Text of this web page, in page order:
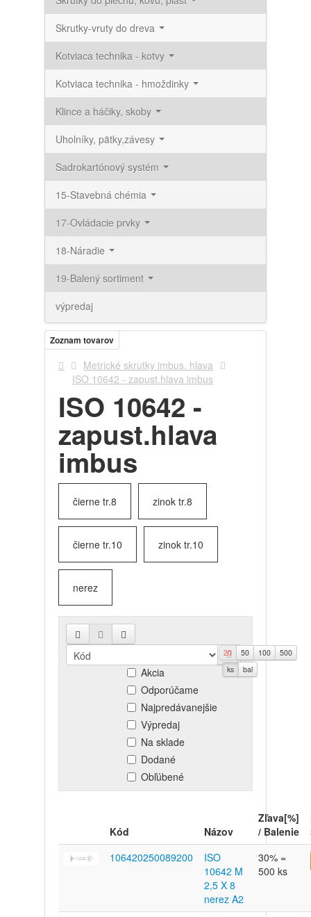
Skrutky-vruty do dreva
Kotviaca technika - kotvy
Kotviaca technika - hmoždinky
Klince a háčiky, skoby
Uholníky, pätky,závesy
Sadrokartónový systém
15-Stavebná chémia
17-Ovládacie prvky
18-Náradie
19-Balený sortiment
výpredaj
Zoznam tovarov
Metrické skrutky imbus. hlava
ISO 10642 - zapust.hlava imbus
ISO 10642 -
zapust.hlava
imbus
čierne tr.8 zinok tr.8
čierne tr.10 zinok tr.10
nerez
Akcia
Odporúčame
Najpredávanejšie
Výpredaj
Na sklade
Dodané
Obľúbené
20 50 100
500
ks
bal
Kód Názov
Zľava[%]
/ Balenie
106420250089200
ISO
10642 M
2,5 X 8
nerez A2
30% =
500 ks